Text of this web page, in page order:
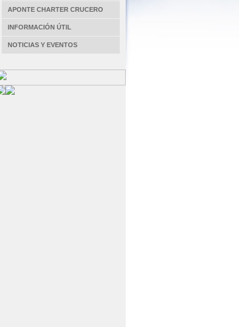
APONTE CHARTER CRUCERO
INFORMACIÓN ÚTIL
NOTICIAS Y EVENTOS